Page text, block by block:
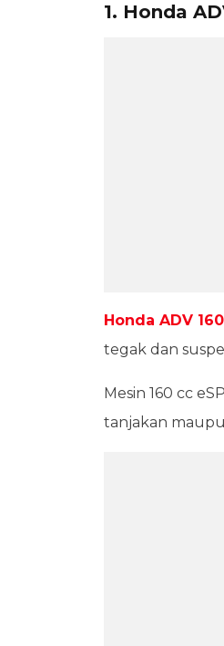
1. Honda
Honda ADV 160
tegak dan
Mesin 160 cc
tanjakan